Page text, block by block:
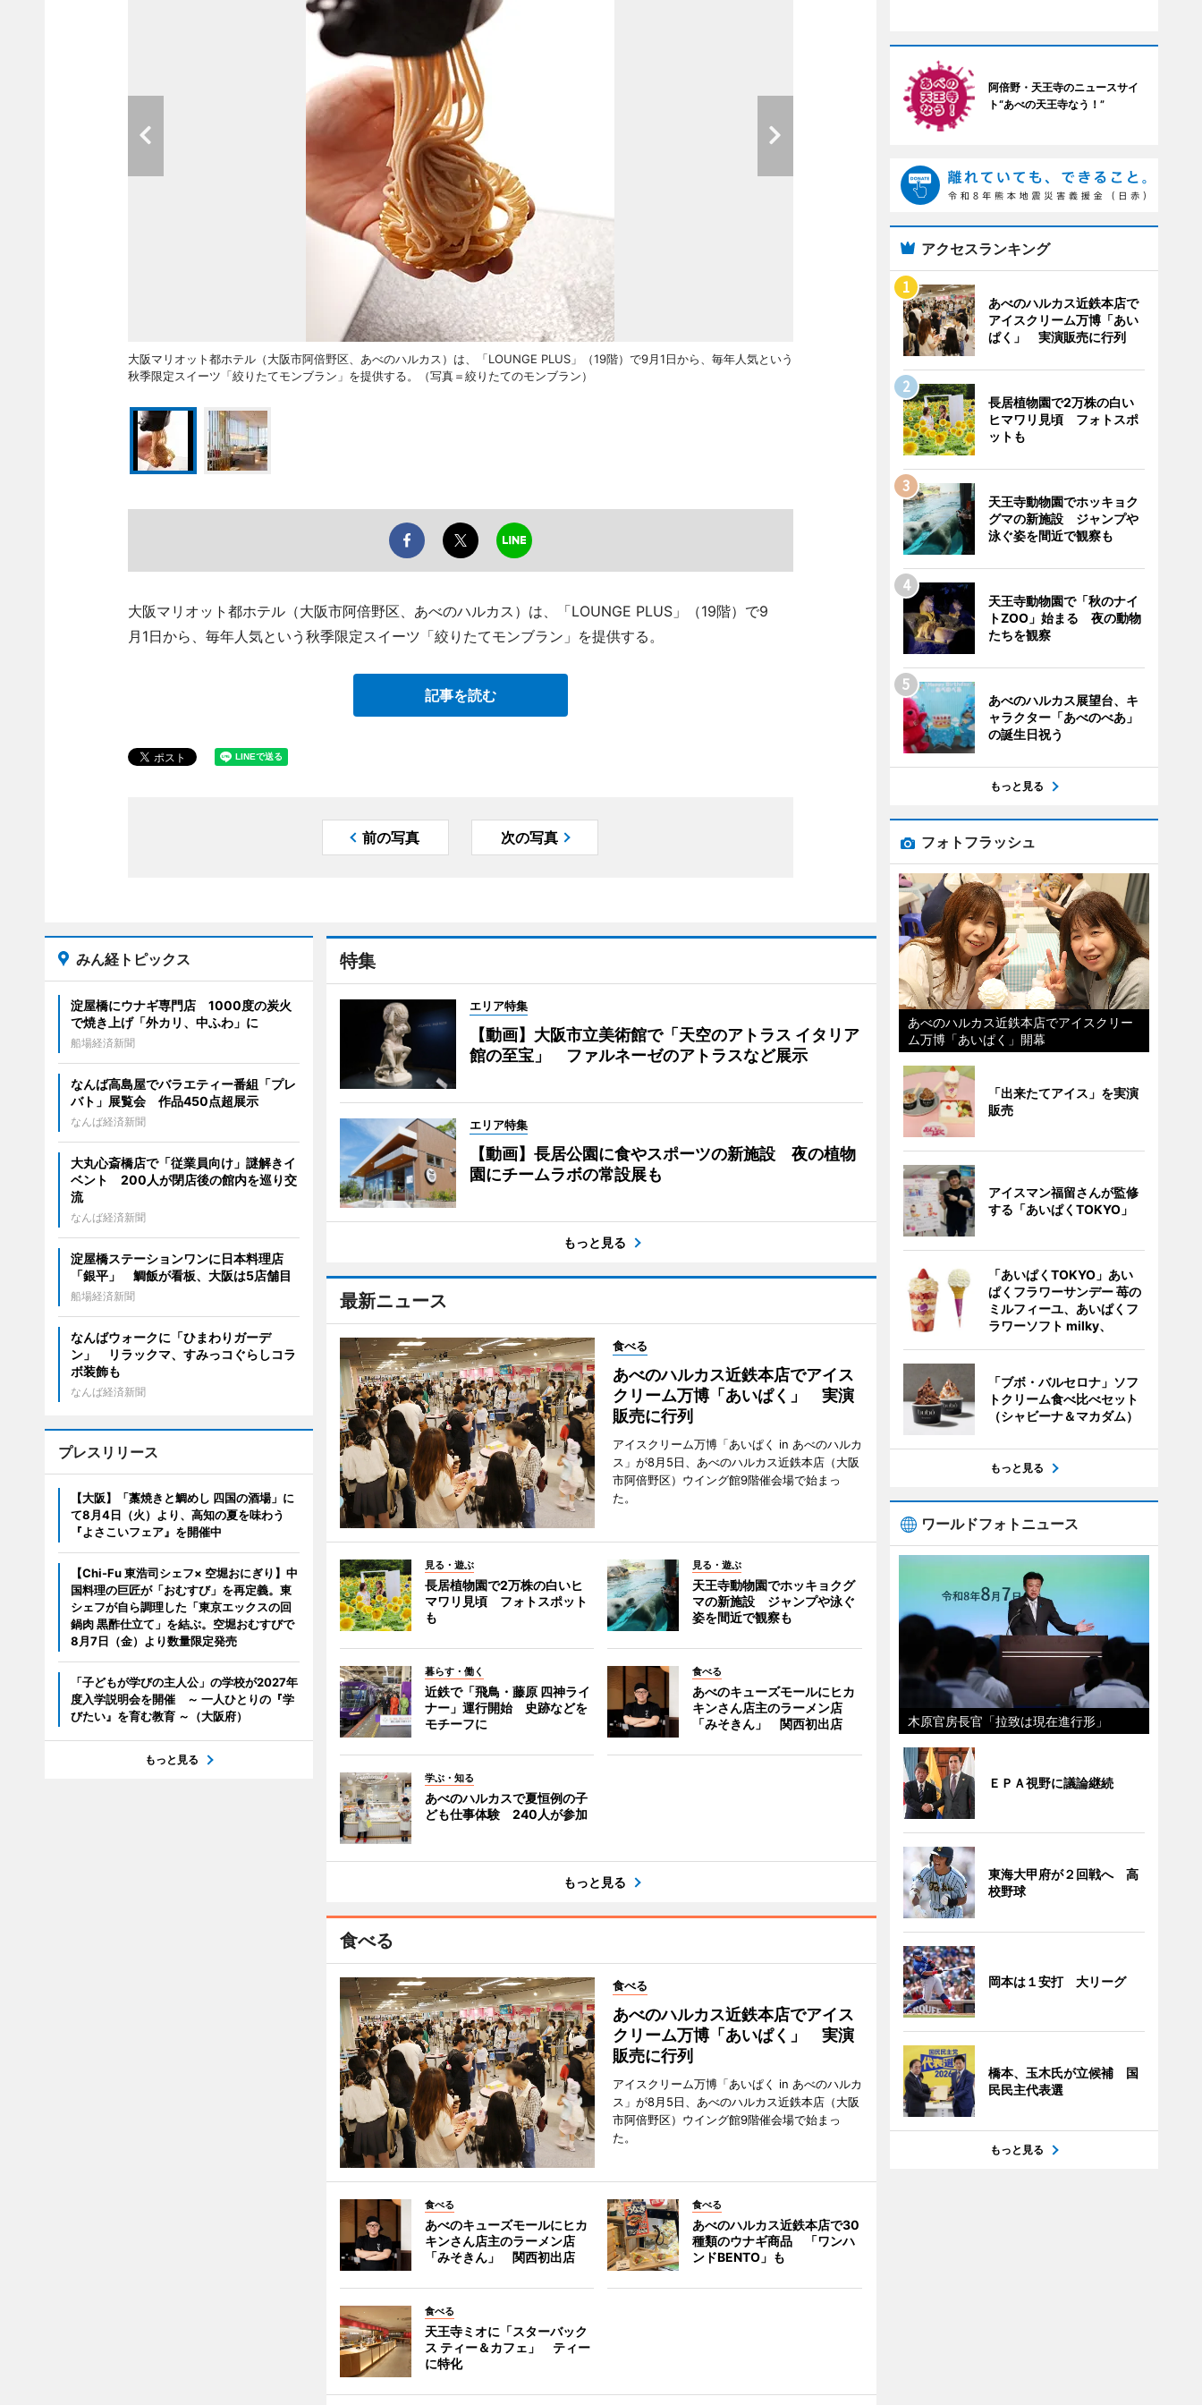
大阪マリオット都ホテル（大阪市阿倍野区、あべのハルカス）は、「LOUNGE PLUS」（19階）で9月1日から、毎年人気という
秋季限定スイーツ「絞りたてモンブラン」を提供する。（写真＝絞りたてのモンブラン）
大阪マリオット都ホテル（大阪市阿倍野区、あべのハルカス）は、「LOUNGE PLUS」（19階）で9
月1日から、毎年人気という秋季限定スイーツ「絞りたてモンブラン」を提供する。
記事を読む
前の写真 次の写真
特集
エリア特集
【動画】大阪市立美術館で「天空のアトラス イタリア
館の至宝」 ファルネーゼのアトラスなど展示
エリア特集
【動画】長居公園に食やスポーツの新施設 夜の植物
園にチームラボの常設展も
もっと見る
最新ニュース
食べる
あべのハルカス近鉄本店でアイス
クリーム万博「あいぱく」 実演
販売に行列
アイスクリーム万博「あいぱく in あべのハルカ
ス」が8月5日、あべのハルカス近鉄本店（大阪
市阿倍野区）ウイング館9階催会場で始まっ
た。
見る・遊ぶ
長居植物園で2万株の白いヒ
マワリ見頃 フォトスポット
も
見る・遊ぶ
天王寺動物園でホッキョクグ
マの新施設 ジャンプや泳ぐ
姿を間近で観察も
暮らす・働く
近鉄で「飛鳥・藤原 四神ライ
ナー」運行開始 史跡などを
モチーフに
食べる
あべのキューズモールにヒカ
キンさん店主のラーメン店
「みそきん」 関西初出店
学ぶ・知る
あべのハルカスで夏恒例の子
ども仕事体験 240人が参加
もっと見る
食べる
食べる
あべのハルカス近鉄本店でアイス
クリーム万博「あいぱく」 実演
販売に行列
アイスクリーム万博「あいぱく in あべのハルカ
ス」が8月5日、あべのハルカス近鉄本店（大阪
市阿倍野区）ウイング館9階催会場で始まっ
た。
食べる
あべのキューズモールにヒカ
キンさん店主のラーメン店
「みそきん」 関西初出店
食べる
あべのハルカス近鉄本店で30
種類のウナギ商品 「ワンハ
ンドBENTO」も
食べる
天王寺ミオに「スターバック
ス ティー＆カフェ」 ティー
に特化
みん経トピックス
淀屋橋にウナギ専門店 1000度の炭火
で焼き上げ「外カリ、中ふわ」に
船場経済新聞
なんば高島屋でバラエティー番組「プレ
バト」展覧会 作品450点超展示
なんば経済新聞
大丸心斎橋店で「従業員向け」謎解きイ
ベント 200人が閉店後の館内を巡り交
流
なんば経済新聞
淀屋橋ステーションワンに日本料理店
「銀平」 鯛飯が看板、大阪は5店舗目
船場経済新聞
なんばウォークに「ひまわりガーデ
ン」 リラックマ、すみっコぐらしコラ
ボ装飾も
なんば経済新聞
プレスリリース
【大阪】「藁焼きと鯛めし 四国の酒場」に
て8月4日（火）より、高知の夏を味わう
『よさこいフェア』を開催中
【Chi-Fu 東浩司シェフ× 空堀おにぎり】中
国料理の巨匠が「おむすび」を再定義。東
シェフが自ら調理した「東京エックスの回
鍋肉 黒酢仕立て」を結ぶ。空堀おむすびで
8月7日（金）より数量限定発売
「子どもが学びの主人公」の学校が2027年
度入学説明会を開催 ～ 一人ひとりの『学
びたい』を育む教育 ～（大阪府）
もっと見る
阿倍野・天王寺のニュースサイ
ト“あべの天王寺なう！”
アクセスランキング
あべのハルカス近鉄本店で
アイスクリーム万博「あい
ぱく」 実演販売に行列
長居植物園で2万株の白い
ヒマワリ見頃 フォトスポ
ットも
天王寺動物園でホッキョク
グマの新施設 ジャンプや
泳ぐ姿を間近で観察も
天王寺動物園で「秋のナイ
トZOO」始まる 夜の動物
たちを観察
あべのハルカス展望台、キ
ャラクター「あべのべあ」
の誕生日祝う
もっと見る
フォトフラッシュ
あべのハルカス近鉄本店でアイスクリー
ム万博「あいぱく」開幕
「出来たてアイス」を実演
販売
アイスマン福留さんが監修
する「あいぱくTOKYO」
「あいぱくTOKYO」あい
ぱくフラワーサンデー 苺の
ミルフィーユ、あいぱくフ
ラワーソフト milky、
「ブボ・バルセロナ」ソフ
トクリーム食べ比べセット
（シャビーナ＆マカダム）
もっと見る
ワールドフォトニュース
木原官房長官「拉致は現在進行形」
ＥＰＡ視野に議論継続
東海大甲府が２回戦へ 高
校野球
岡本は１安打 大リーグ
橋本、玉木氏が立候補 国
民民主代表選
もっと見る